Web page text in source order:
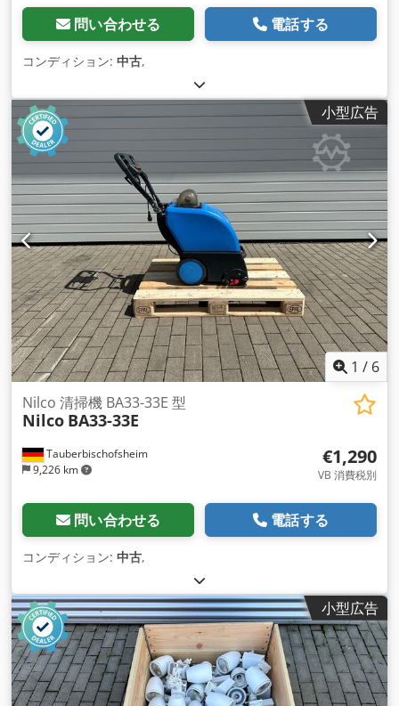
問い合わせる 電話する
コンディション: 中古,
小型広告
1 / 6
Tauberbischofsheim
9,226 km
Nilco 清掃機 BA33-33E 型
Nilco BA33-33E
€1,290
VB 消費税別
問い合わせる 電話する
コンディション: 中古,
小型広告